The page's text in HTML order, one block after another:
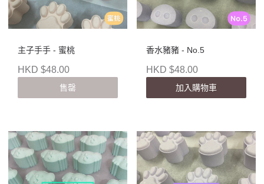
主子手手 - 蜜桃
HKD $48.00
售罄
香水豬豬 - No.5
HKD $48.00
加入購物車